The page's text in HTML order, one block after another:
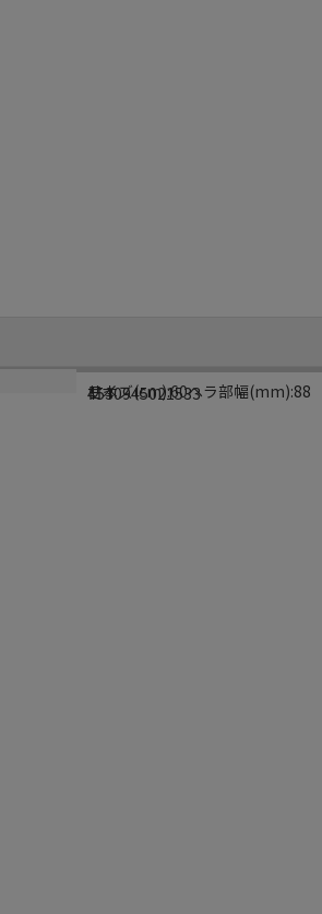
サイズ(cm):60ヘラ部幅(mm):88
日本
4530945021533